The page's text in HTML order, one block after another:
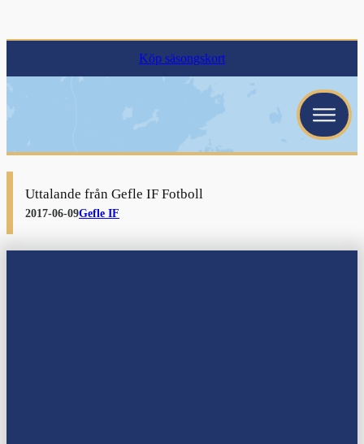
Köp säsongskort
Uttalande från Gefle IF Fotboll
2017-06-09Gefle IF